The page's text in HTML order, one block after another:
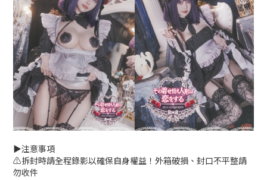
▶️注意事項
⚠️拆封時請全程錄影以確保自身權益！外箱破損、封口不平整請
勿收件